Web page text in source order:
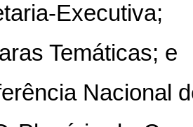
Executiva;
Temáticas; e
Nacional